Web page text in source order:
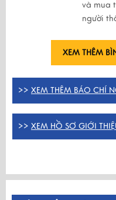
và mua
người
XEM THÊM
>> XEM THÊM BÁO CHÍ
>> XEM HỒ SƠ GIỚI